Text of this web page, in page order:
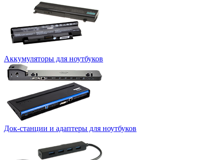
Аккумуляторы для ноутбуков
Док-станции и адаптеры для ноутбуков